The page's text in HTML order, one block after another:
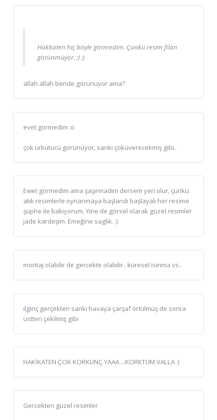
Hakkaten hiç böyle görmedim. Çünkü resim filan
görünmüyor. ;) :)
allah allah bende görünüyor ama?
evet görmedim :o
çok ürkütücü görünüyor, sanki çöküverecekmiş gibi..
Ewet görmedim ama şaşırmadım dersem yeri olur, çünkü
atık resimlerle oynanmaya başlandı başlayalı her resime
şüphe ile bakıyorum. Yine de görsel olarak güzel resimler
jade kardeşim. Emeğine saglık. :)
montaj olabilir de gercekte olabilir.. küresel isinma vs..
ilginç gerçekten sanki havaya çarşaf örtülmüş de sonra
üstten çekilmiş gibi
HAKİKATEN ÇOK KORKUNÇ YAAA ...KORKTUM VALLA :)
Gercekten guzel resimler